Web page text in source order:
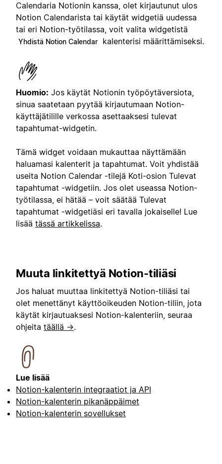
Calendaria Notionin kanssa, olet kirjautunut ulos
Notion Calendarista tai käytät widgetiä uudessa
tai eri Notion-työtilassa, voit valita widgetistä
Yhdistä Notion Calendar kalenterisi määrittämiseksi.
Huomio: Jos käytät Notionin työpöytäversiota,
sinua saatetaan pyytää kirjautumaan Notion-
käyttäjätilille verkossa asettaaksesi tulevat
tapahtumat-widgetin.
Tämä widget voidaan mukauttaa näyttämään
haluamasi kalenterit ja tapahtumat. Voit yhdistää
useita Notion Calendar -tilejä Koti-osion Tulevat
tapahtumat -widgetiin. Jos olet useassa Notion-
työtilassa, ei hätää – voit säätää Tulevat
tapahtumat -widgetiäsi eri tavalla jokaiselle! Lue
lisää tässä artikkelissa.
Muuta linkitettyä Notion-tiliäsi
Jos haluat muuttaa linkitettyä Notion-tiliäsi tai
olet menettänyt käyttöoikeuden Notion-tiliin, jota
käytät kirjautuaksesi Notion-kalenteriin, seuraa
ohjeita täällä →.
Lue lisää
Notion-kalenterin integraatiot ja API
Notion-kalenterin pikanäppäimet
Notion-kalenterin sovellukset